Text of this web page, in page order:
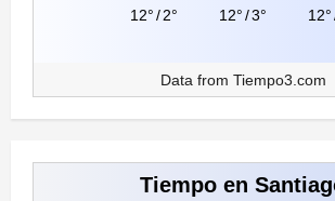
12°/2° 12°/3° 12°
Data from Tiempo3.com
Tiempo en